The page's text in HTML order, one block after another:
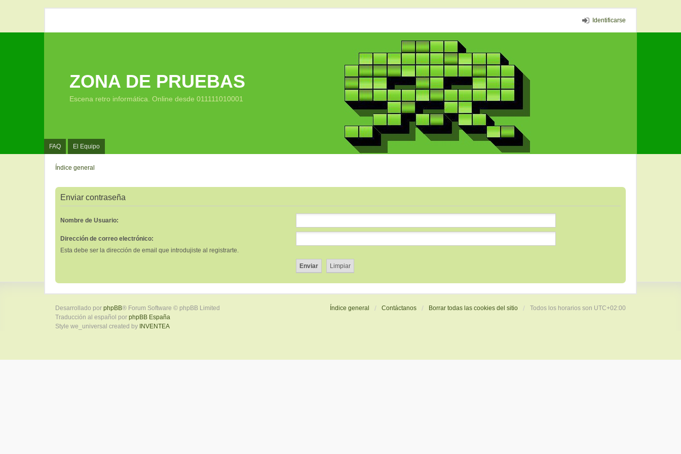
Identificarse
FAQ El Equipo
ZONA DE PRUEBAS
Escena retro informática. Online desde 011111010001
Índice general
Enviar contraseña
Nombre de Usuario:
Dirección de correo electrónico:
Esta debe ser la dirección de email que introdujiste al registrarte.
Índice general Contáctanos Borrar todas las cookies del sitio Todos los horarios son UTC+02:00
Desarrollado por phpBB® Forum Software © phpBB Limited
Traducción al español por phpBB España
Style we_universal created by INVENTEA